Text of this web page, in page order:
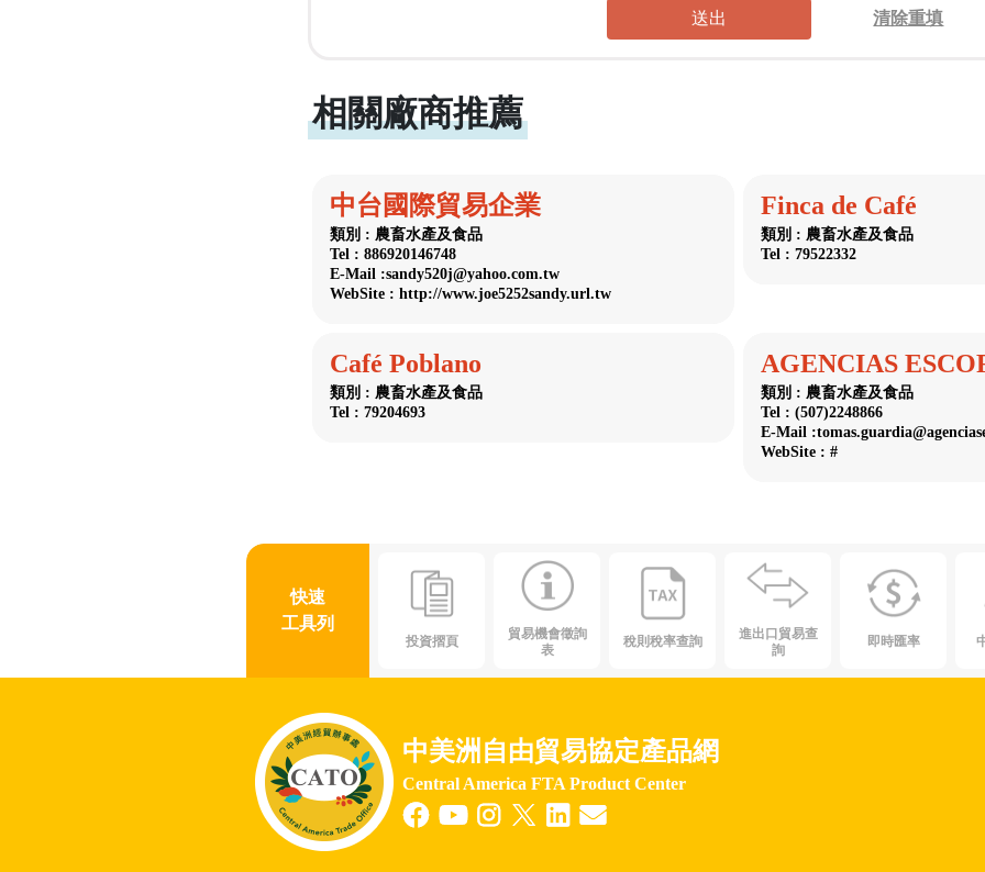
送出 清除重填
相關廠商推薦
中台國際貿易企業
類別 : 農畜水產及食品
Tel : 886920146748
E-Mail :sandy520j@yahoo.com.tw
WebSite : http://www.joe5252sandy.url.tw
Finca de Café
類別 : 農畜水產及食品
Tel : 79522332
Café Poblano
類別 : 農畜水產及食品
Tel : 79204693
AGENCIAS
類別 : 農畜水產及食品
Tel : (507)2248866
E-Mail
WebSite : #
快速
工具列
投資摺頁
貿易機會徵詢
表
稅則稅率查詢
進出口貿易查
詢
即時匯率
中美洲自由貿易協定產品網
Central America FTA Product Center